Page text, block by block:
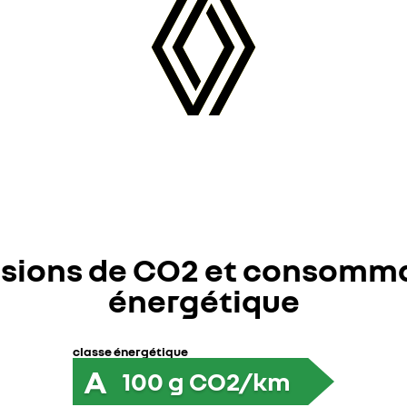
de CO2 et
énergétique
classe énergétique
A 100 g CO2/km